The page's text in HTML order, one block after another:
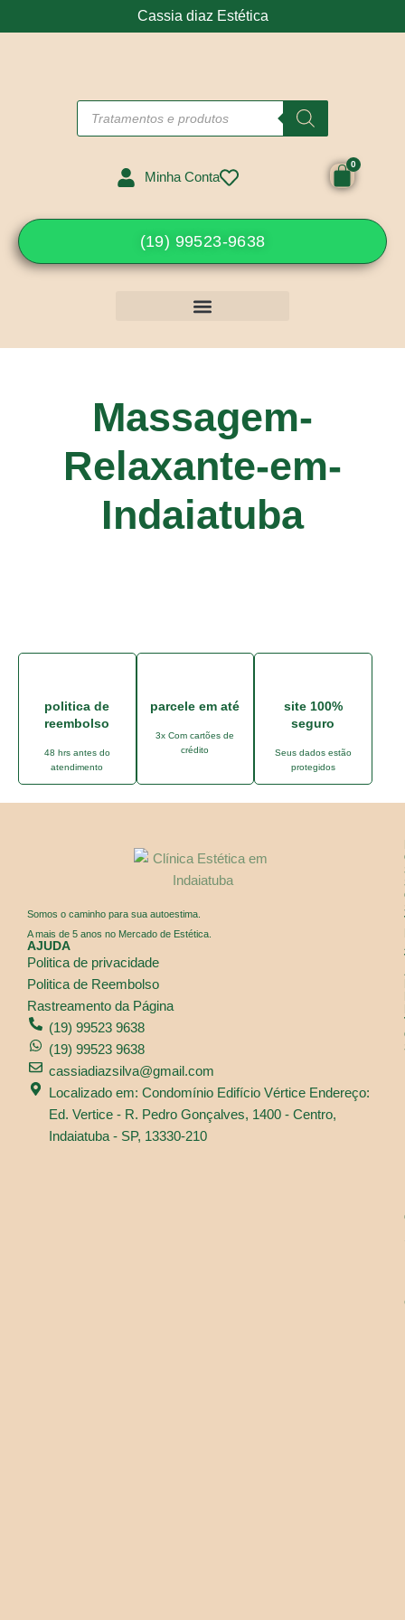
Cassia diaz Estética
Minha Conta
(19) 99523-9638
Massagem-
Relaxante-em-
Indaiatuba
politica de
reembolso
48 hrs antes do
atendimento
parcele em até
3x Com cartões de
crédito
site 100%
seguro
Seus dados estão
protegidos
Somos o caminho para sua autoestima.
A mais de 5 anos no Mercado de Estética.
AJUDA
Politica de privacidade
Politica de Reembolso
Rastreamento da Página
(19) 99523 9638
(19) 99523 9638
cassiadiazsilva@gmail.com
Localizado em: Condomínio Edifício Vértice Endereço:
Ed. Vertice - R. Pedro Gonçalves, 1400 - Centro,
Indaiatuba - SP, 13330-210